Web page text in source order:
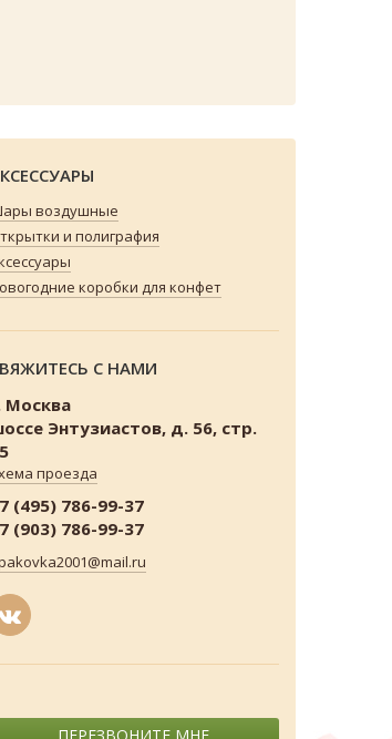
воздушные
и полиграфия
коробки для конфет
С НАМИ
Москва
Энтузиастов, д. 56, стр.
проезда
(495) 786-99-37
(903) 786-99-37